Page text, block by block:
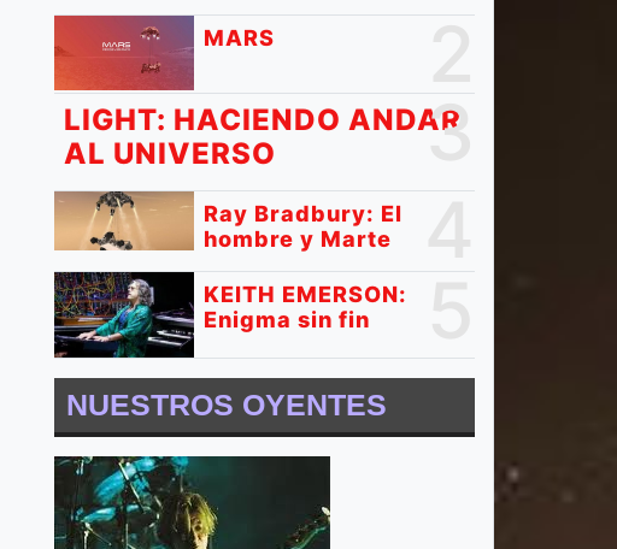
MARS
3
LIGHT: HACIENDO ANDAR
AL UNIVERSO
Ray Bradbury: El
hombre y Marte
KEITH EMERSON:
Enigma sin fin
NUESTROS OYENTES